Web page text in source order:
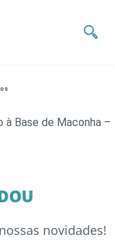
Base de Maconha –
novidades!